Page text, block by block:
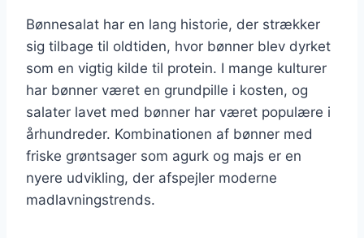
Bønnesalat har en lang historie, der strækker
sig tilbage til oldtiden, hvor bønner blev dyrket
som en vigtig kilde til protein. I mange kulturer
har bønner været en grundpille i kosten, og
salater lavet med bønner har været populære i
århundreder. Kombinationen af bønner med
friske grøntsager som agurk og majs er en
nyere udvikling, der afspejler moderne
madlavningstrends.